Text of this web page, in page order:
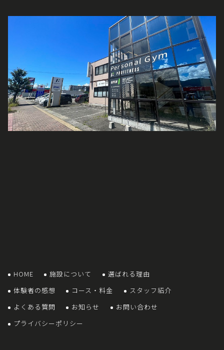
HOME 施設について
選ばれる理由
体験者の感想
コース・料金
スタッフ紹介
よくある質問
お知らせ
お問い合わせ
プライバシーポリシー